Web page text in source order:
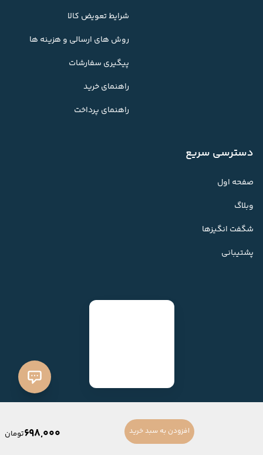
698,000تومان افزودن به سبد خرید
شرایط تعویض کالا
روش های ارسالی و هزینه ها
پیگیری سفارشات
راهنمای خرید
راهنمای پرداخت
دسترسی سریع
صفحه اول
وبلاگ
شگفت انگیزها
پشتیبانی
ساخته شده بافروشگاه ساز میهن شاپ